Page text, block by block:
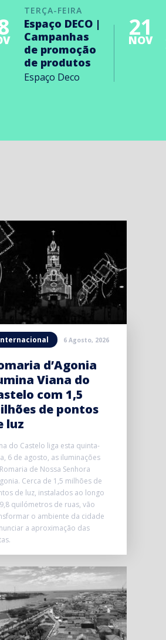
TERÇA-FEIRA
Espaço DECO |
Campanhas
de promoção
de produtos
Espaço Deco
21
NOV
6 Agosto, 2026
d’Agonia
Viana do
com 1,5
de pontos
luz
do Castelo liga esta quinta-
6 de agosto, as iluminações
de Nossa Senhora
Cerca de 1,5 milhões de
de luz, instalados ao longo
quilómetros de ruas, vão
o ambiente da cidade
a aproximação das